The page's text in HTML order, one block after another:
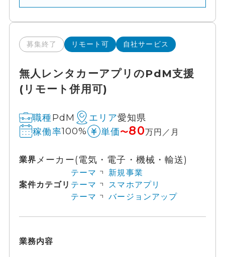
募集終了 リモート可 自社サービス
無人レンタカーアプリのPdM支援
(リモート併用可)
職種PdM エリア愛知県
稼働率100% 単価〜80万円／月
業界メーカー(電気・電子・機械・輸送)
案件カテゴリ
テーマ
新規事業
テーマ
スマホアプリ
テーマ
バージョンアップ
業務内容